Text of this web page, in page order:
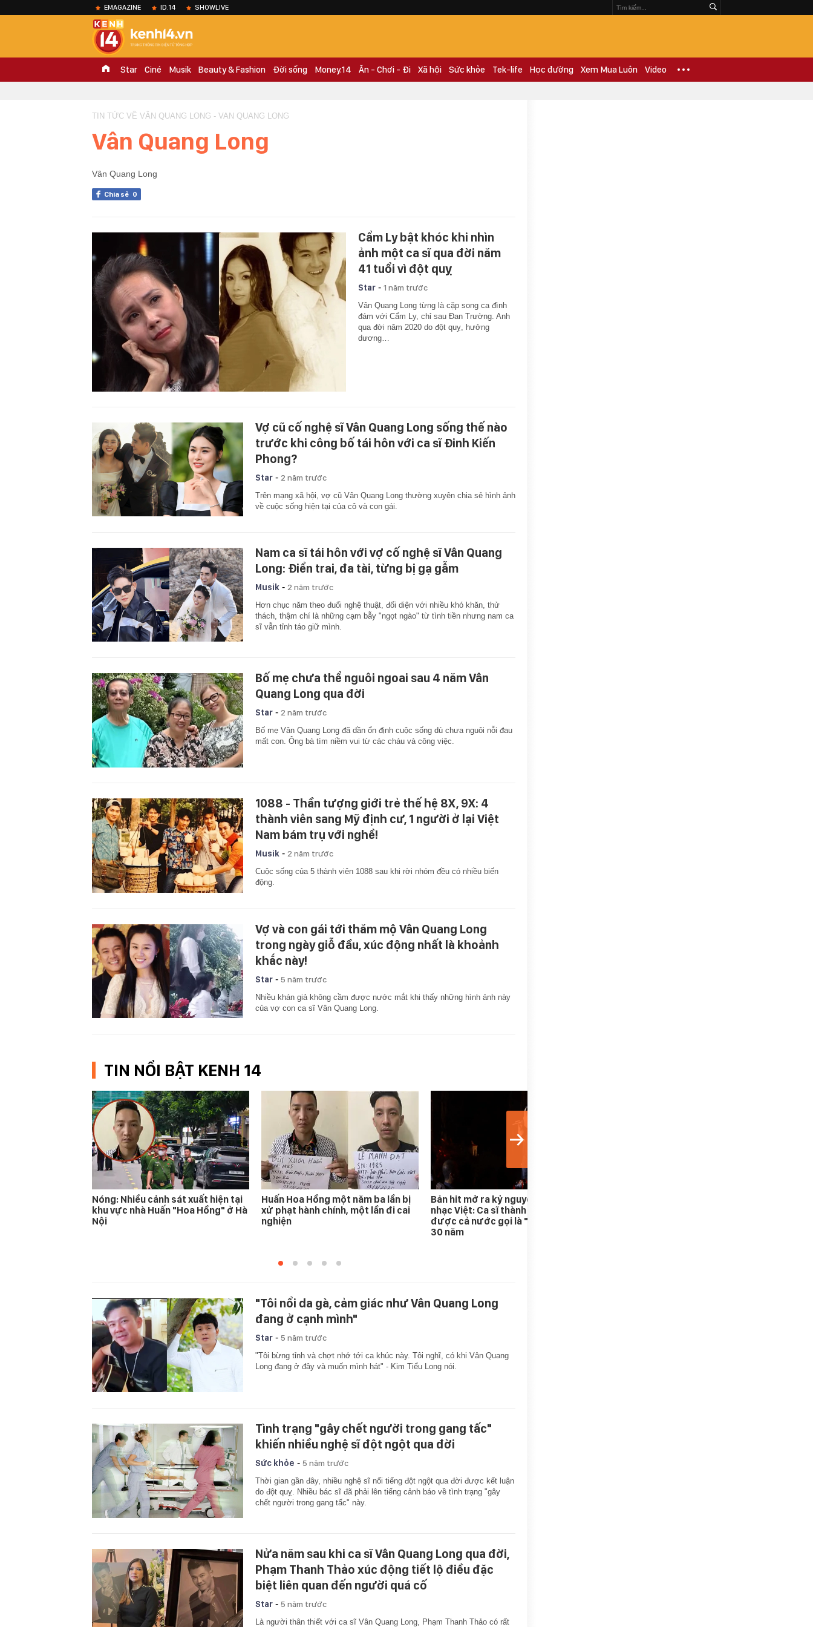
EMAGAZINE ID.14 SHOWLIVE
Star Ciné Musik Beauty & Fashion Đời sống Money.14 Ăn - Chơi - Đi Xã hội Sức khỏe Tek-life Học đường Xem Mua Luôn Video
TIN TỨC VỀ VÂN QUANG LONG - VAN QUANG LONG
Vân Quang Long
Vân Quang Long
Chia sẻ 0
Cẩm Ly bật khóc khi nhìn
ảnh một ca sĩ qua đời năm
41 tuổi vì đột quỵ
Star - 1 năm trước
Vân Quang Long từng là cặp song ca đình
đám với Cẩm Ly, chỉ sau Đan Trường. Anh
qua đời năm 2020 do đột quỵ, hưởng
dương…
Vợ cũ cố nghệ sĩ Vân Quang Long sống thế nào
trước khi công bố tái hôn với ca sĩ Đinh Kiến
Phong?
Star - 2 năm trước
Trên mạng xã hội, vợ cũ Vân Quang Long thường xuyên chia sẻ hình ảnh
về cuộc sống hiện tại của cô và con gái.
Nam ca sĩ tái hôn với vợ cố nghệ sĩ Vân Quang
Long: Điển trai, đa tài, từng bị gạ gẫm
Musik - 2 năm trước
Hơn chục năm theo đuổi nghệ thuật, đối diện với nhiều khó khăn, thử
thách, thậm chí là những cạm bẫy "ngọt ngào" từ tình tiền nhưng nam ca
sĩ vẫn tỉnh táo giữ mình.
Bố mẹ chưa thể nguôi ngoai sau 4 năm Vân
Quang Long qua đời
Star - 2 năm trước
Bố mẹ Vân Quang Long đã dần ổn định cuộc sống dù chưa nguôi nỗi đau
mất con. Ông bà tìm niềm vui từ các cháu và công việc.
1088 - Thần tượng giới trẻ thế hệ 8X, 9X: 4
thành viên sang Mỹ định cư, 1 người ở lại Việt
Nam bám trụ với nghề!
Musik - 2 năm trước
Cuộc sống của 5 thành viên 1088 sau khi rời nhóm đều có nhiều biến
động.
Vợ và con gái tới thăm mộ Vân Quang Long
trong ngày giỗ đầu, xúc động nhất là khoảnh
khắc này!
Star - 5 năm trước
Nhiều khán giả không cầm được nước mắt khi thấy những hình ảnh này
của vợ con ca sĩ Vân Quang Long.
TIN NỔI BẬT KENH 14
Nóng: Nhiều cảnh sát xuất hiện tại
khu vực nhà Huấn "Hoa Hồng" ở Hà
Nội
Huấn Hoa Hồng một năm ba lần bị
xử phạt hành chính, một lần đi cai
nghiện
Bản hit mở ra kỷ nguyên mới của
nhạc Việt: Ca sĩ thành hiện tượng
được cả nước gọi là "Anh Hai" gần
30 năm
"Tôi nổi da gà, cảm giác như Vân Quang Long
đang ở cạnh mình"
Star - 5 năm trước
"Tôi bừng tỉnh và chợt nhớ tới ca khúc này. Tôi nghĩ, có khi Vân Quang
Long đang ở đây và muốn mình hát" - Kim Tiểu Long nói.
Tình trạng "gây chết người trong gang tấc"
khiến nhiều nghệ sĩ đột ngột qua đời
Sức khỏe - 5 năm trước
Thời gian gần đây, nhiều nghệ sĩ nổi tiếng đột ngột qua đời được kết luận
do đột quỵ. Nhiều bác sĩ đã phải lên tiếng cảnh báo về tình trạng "gây
chết người trong gang tấc" này.
Nửa năm sau khi ca sĩ Vân Quang Long qua đời,
Phạm Thanh Thảo xúc động tiết lộ điều đặc
biệt liên quan đến người quá cố
Star - 5 năm trước
Là người thân thiết với ca sĩ Vân Quang Long, Phạm Thanh Thảo có rất